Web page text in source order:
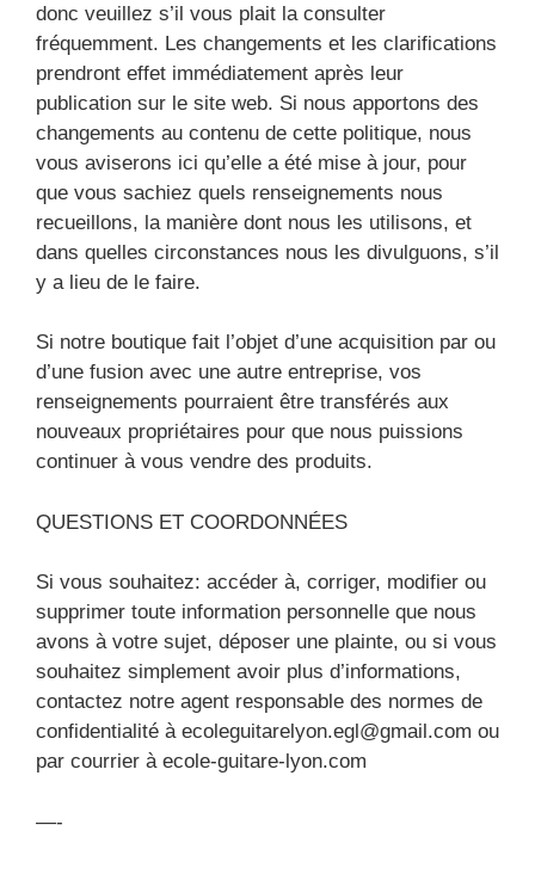
donc veuillez s’il vous plait la consulter
fréquemment. Les changements et les clarifications
prendront effet immédiatement après leur
publication sur le site web. Si nous apportons des
changements au contenu de cette politique, nous
vous aviserons ici qu’elle a été mise à jour, pour
que vous sachiez quels renseignements nous
recueillons, la manière dont nous les utilisons, et
dans quelles circonstances nous les divulguons, s’il
y a lieu de le faire.
Si notre boutique fait l’objet d’une acquisition par ou
d’une fusion avec une autre entreprise, vos
renseignements pourraient être transférés aux
nouveaux propriétaires pour que nous puissions
continuer à vous vendre des produits.
QUESTIONS ET COORDONNÉES
Si vous souhaitez: accéder à, corriger, modifier ou
supprimer toute information personnelle que nous
avons à votre sujet, déposer une plainte, ou si vous
souhaitez simplement avoir plus d’informations,
contactez notre agent responsable des normes de
confidentialité à ecoleguitarelyon.egl@gmail.com ou
par courrier à ecole-guitare-lyon.com
—-